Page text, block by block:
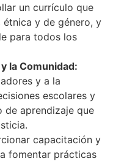
un currículo que
y de género, y
para todos los
la Comunidad:
y a la
escolares y
de aprendizaje que
capacitación y
fomentar prácticas